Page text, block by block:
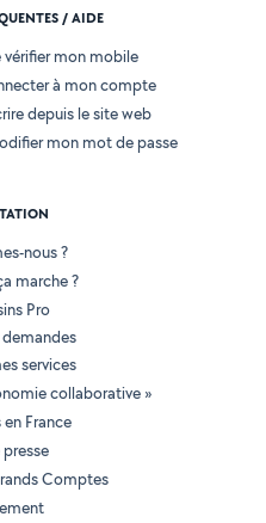
/ AIDE
vérifier mon mobile
à mon compte
depuis le site web
mon mot de passe
nous ?
marche ?
Pro
services
collaborative »
France
Comptes